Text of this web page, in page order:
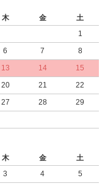
木 金
土
1
6 7
8
13 14
15
20 21
22
27 28
29
木 金
土
3 4
5